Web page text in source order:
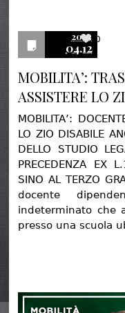
2023
04.12
0
MOBILITA’:
ASSISTERE LO
MOBILITA’:
LO ZIO DISABILE
DELLO STUDIO
PRECEDENZA EX
SINO AL TERZO
docente
indeterminato che
presso una scuola